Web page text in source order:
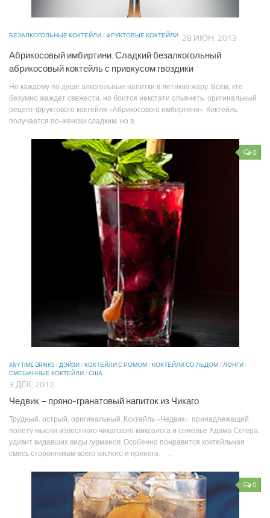
БЕЗАЛКОГОЛЬНЫЕ КОКТЕЙЛИ /ФРУКТОВЫЕ КОКТЕЙЛИ 28 ИЮН, 2013
Абрикосовый имбиртини. Сладкий безалкогольный
абрикосовый коктейль с привкусом гвоздики
Не каждому по душе алкогольные напитки в летнюю жару. Всем, кто
безумно жаждет свежести, но боится некстати опьянеть, оригинальный
рецепт фруктового коктейля «Абрикосового имбиртини». Коктейль
получается по-женски сладким, но в...
0
ANY TIME DRINKS/ДЭЙЗИ/КОКТЕЙЛИ С РОМОМ/КОКТЕЙЛИ СО ЛЬДОМ/ЛОНГИ/
СМЕШАННЫЕ КОКТЕЙЛИ/США
3 ДЕК, 2012
Чедвик – пряно-гранатовый напиток из Чикаго
Трудный, острый, оригинальный. Коктейль «Чедвик», принадлежащий
полету мысли известного чикагского миксолога и сомелье Адама Сегера,
удивит видавших виды гурманов. Особенно понравится коктейльная
смесь сторонникам всего кислого и пряного. ...
0